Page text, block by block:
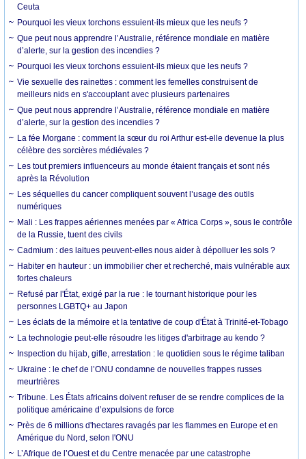
Ceuta
Pourquoi les vieux torchons essuient-ils mieux que les neufs ?
Que peut nous apprendre l’Australie, référence mondiale en matière
d’alerte, sur la gestion des incendies ?
Pourquoi les vieux torchons essuient-ils mieux que les neufs ?
Vie sexuelle des rainettes : comment les femelles construisent de
meilleurs nids en s'accouplant avec plusieurs partenaires
Que peut nous apprendre l’Australie, référence mondiale en matière
d’alerte, sur la gestion des incendies ?
La fée Morgane : comment la sœur du roi Arthur est-elle devenue la plus
célèbre des sorcières médiévales ?
Les tout premiers influenceurs au monde étaient français et sont nés
après la Révolution
Les séquelles du cancer compliquent souvent l’usage des outils
numériques
Mali : Les frappes aériennes menées par « Africa Corps », sous le contrôle
de la Russie, tuent des civils
Cadmium : des laitues peuvent-elles nous aider à dépolluer les sols ?
Habiter en hauteur : un immobilier cher et recherché, mais vulnérable aux
fortes chaleurs
Refusé par l'État, exigé par la rue : le tournant historique pour les
personnes LGBTQ+ au Japon
Les éclats de la mémoire et la tentative de coup d'État à Trinité-et-Tobago
La technologie peut-elle résoudre les litiges d'arbitrage au kendo ?
Inspection du hijab, gifle, arrestation : le quotidien sous le régime taliban
Ukraine : le chef de l’ONU condamne de nouvelles frappes russes
meurtrières
Tribune. Les États africains doivent refuser de se rendre complices de la
politique américaine d’expulsions de force
Près de 6 millions d'hectares ravagés par les flammes en Europe et en
Amérique du Nord, selon l'ONU
L’Afrique de l’Ouest et du Centre menacée par une catastrophe